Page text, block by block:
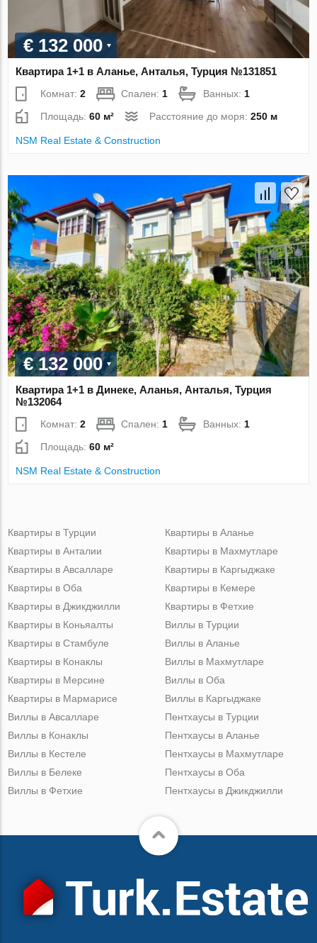
€ 132 000
Квартира 1+1 в Аланье, Анталья, Турция №131851
Комнат:2 Спален: 1 Ванных: 1
Площадь:60 м² Расстояние до моря:250 м
NSM Real Estate & Construction
€ 132 000
Квартира 1+1 в Динеке, Аланья, Анталья, Турция
№132064
Комнат:2 Спален: 1 Ванных: 1
Площадь:60 м²
NSM Real Estate & Construction
Квартиры в Турции
Квартиры в Анталии
Квартиры в Авсалларе
Квартиры в Оба
Квартиры в Джикджилли
Квартиры в Аланье
Квартиры в Махмутларе
Квартиры в Каргыджаке
Квартиры в Кемере
Квартиры в Фетхие
Квартиры в Коньяалты
Квартиры в Стамбуле
Квартиры в Конаклы
Квартиры в Мерсине
Квартиры в Мармарисе
Виллы в Турции
Виллы в Аланье
Виллы в Махмутларе
Виллы в Оба
Виллы в Каргыджаке
Виллы в Авсалларе
Виллы в Конаклы
Виллы в Кестеле
Виллы в Белеке
Виллы в Фетхие
Пентхаусы в Турции
Пентхаусы в Аланье
Пентхаусы в Махмутларе
Пентхаусы в Оба
Пентхаусы в Джикджилли